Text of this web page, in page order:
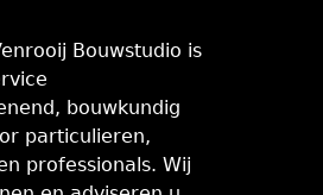
Bouwstudio is
bouwkundig
particulieren,
professionals. Wij